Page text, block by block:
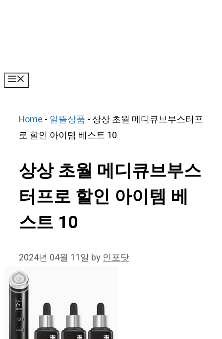
Home-알뜰상품- 상상 초월 메디큐브부스터프
로 할인 아이템 베스트 10
상상 초월 메디큐브부스
터프로 할인 아이템 베
스트 10
2024년 04월 11일 by인포닷